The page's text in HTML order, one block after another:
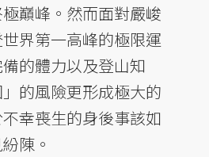
巔峰。然而面對嚴峻
界第一高峰的極限運
的體力以及登山知
的風險更形成極大的
幸喪生的身後事該如
陳。